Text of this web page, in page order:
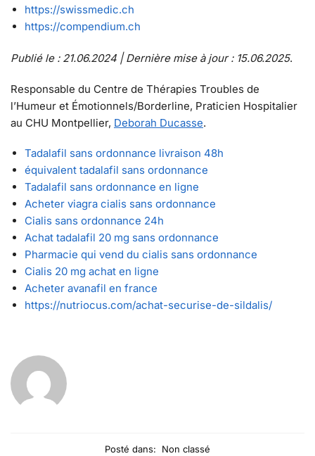
https://swissmedic.ch
https://compendium.ch
Publié le : 21.06.2024 | Dernière mise à jour : 15.06.2025.
Responsable du Centre de Thérapies Troubles de
l’Humeur et Émotionnels/Borderline, Praticien Hospitalier
au CHU Montpellier, Deborah Ducasse.
Tadalafil sans ordonnance livraison 48h
équivalent tadalafil sans ordonnance
Tadalafil sans ordonnance en ligne
Acheter viagra cialis sans ordonnance
Cialis sans ordonnance 24h
Achat tadalafil 20 mg sans ordonnance
Pharmacie qui vend du cialis sans ordonnance
Cialis 20 mg achat en ligne
Acheter avanafil en france
https://nutriocus.com/achat-securise-de-sildalis/
Posté dans: Non classé